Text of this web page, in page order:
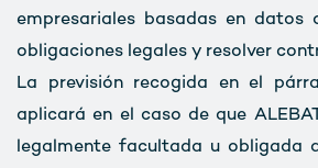
empresariales basadas en datos
obligaciones legales y resolver
La previsión recogida en el
aplicará en el caso de que
legalmente facultada u obligada